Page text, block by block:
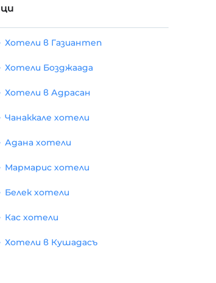
Хотели в Газиантеп
Хотели Бозджаада
Хотели в Адрасан
Чанаккале хотели
Адана хотели
Мармарис хотели
Белек хотели
Кас хотели
Хотели в Кушадасъ